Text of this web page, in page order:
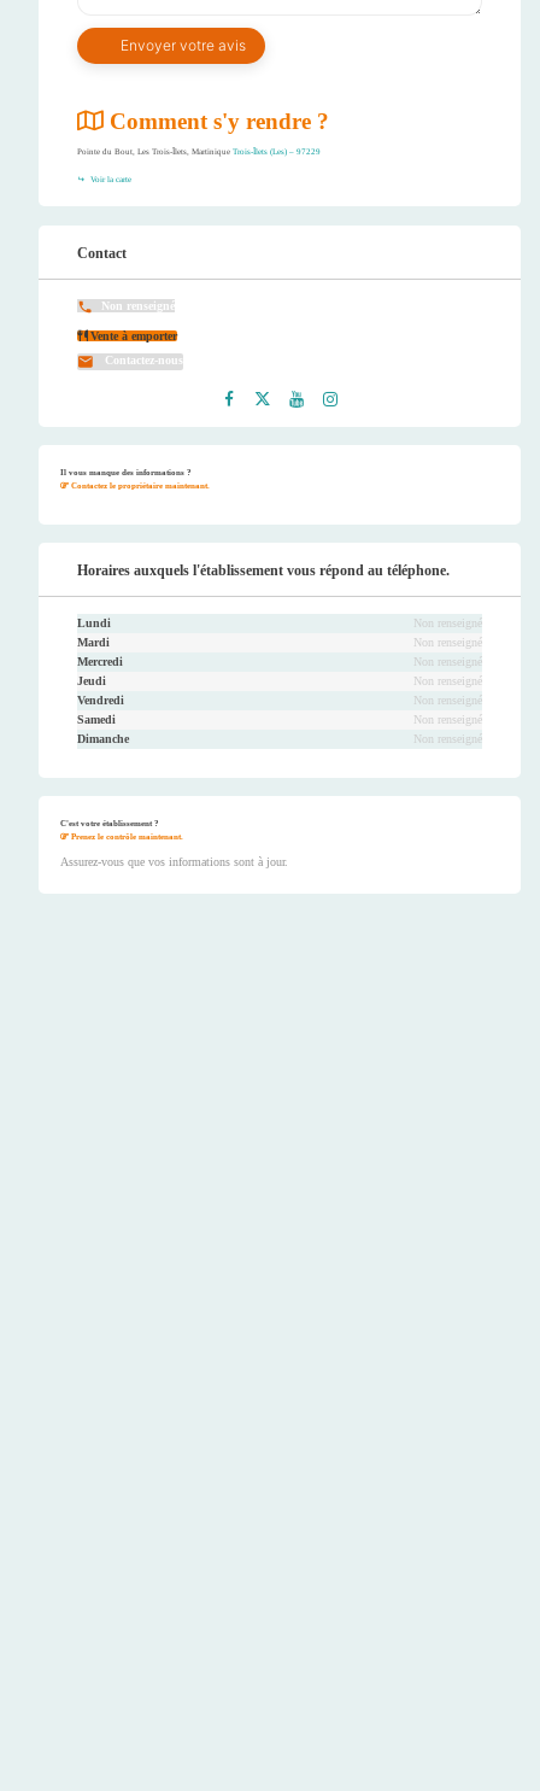
Comment s'y rendre ?
Pointe du Bout, Les Trois-Îlets, Martinique Trois-Îlets (Les) – 97229
Voir la carte
Contact
Non renseigné
Vente à emporter
Contactez-nous
Il vous manque des informations ?
Contactez le propriétaire maintenant.
Horaires auxquels l'établissement vous répond au téléphone.
Lundi
Non renseigné
Mardi
Non renseigné
Mercredi
Non renseigné
Jeudi
Non renseigné
Vendredi
Non renseigné
Samedi
Non renseigné
Dimanche
Non renseigné
C'est votre établissement ?
Prenez le contrôle maintenant.
Assurez-vous que vos informations sont à jour.